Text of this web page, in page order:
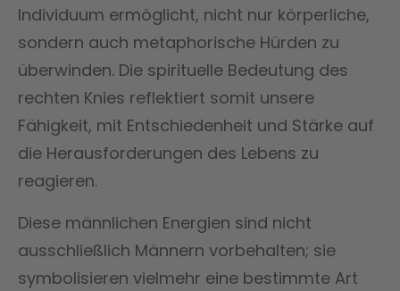
Individuum ermöglicht, nicht nur körperliche,
sondern auch metaphorische Hürden zu
überwinden. Die spirituelle Bedeutung des
rechten Knies reflektiert somit unsere
Fähigkeit, mit Entschiedenheit und Stärke auf
die Herausforderungen des Lebens zu
reagieren.
Diese männlichen Energien sind nicht
ausschließlich Männern vorbehalten; sie
symbolisieren vielmehr eine bestimmte Art